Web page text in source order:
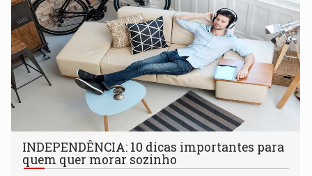
INDEPENDÊNCIA: 10 dicas importantes para
quem quer morar sozinho